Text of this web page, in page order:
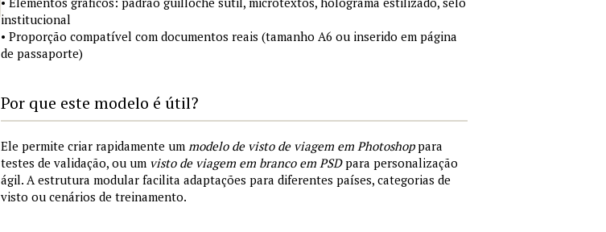
institucional
• Proporção compatível com documentos reais (tamanho A6 ou inserido em página
de passaporte)
Por que este modelo é útil?
Ele permite criar rapidamente um modelo de visto de viagem em Photoshoppara
testes de validação, ou um visto de viagem em branco em PSDpara personalização
ágil. A estrutura modular facilita adaptações para diferentes países, categorias de
visto ou cenários de treinamento.